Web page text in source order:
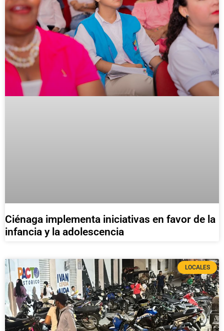
Ciénaga implementa iniciativas en favor de la
infancia y la adolescencia
LOCALES